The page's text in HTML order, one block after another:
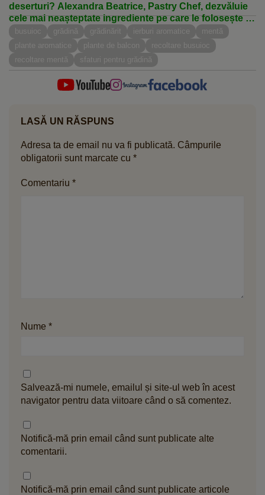
deserturi? Alexandra Beatrice, Pastry Chef, dezvăluie
cele mai neașteptate ingrediente pe care le folosește în
prăjituri
busuioc grădină grădinărit ierburi aromatice
mentă
plante aromatice
plante de balcon
recoltare busuioc
recoltare mentă
sfaturi pentru grădină
LASĂ UN RĂSPUNS
Adresa ta de email nu va fi publicată. Câmpurile
obligatorii sunt marcate cu *
Comentariu *
Nume *
Salvează-mi numele, emailul și site-ul web în acest
navigator pentru data viitoare când o să comentez.
Notifică-mă prin email când sunt publicate alte
comentarii.
Notifică-mă prin email când sunt publicate articole